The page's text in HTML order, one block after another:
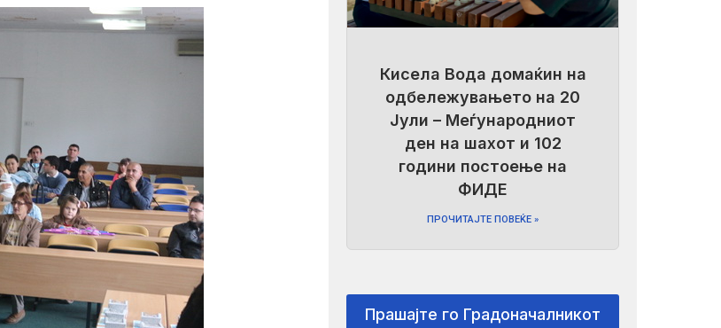
Кисела Вода домаќин на
одбележувањето на 20
Јули – Меѓународниот
ден на шахот и 102
години постоење на
ФИДЕ
ПРОЧИТАЈТЕ ПОВЕЌЕ »
Прашајте го Градоначалникот